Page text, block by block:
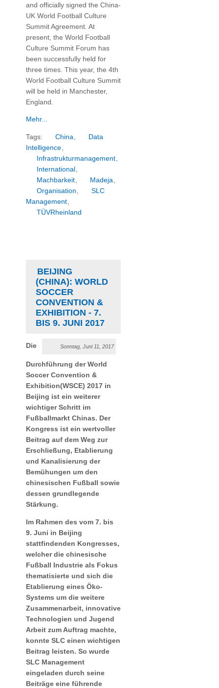
and officially signed the China-
UK World Football Culture
Summit Agreement. At
present, the World Football
Culture Summit Forum has
been successfully held for
three times. This year, the 4th
World Football Culture Summit
will be held in Manchester,
England
Mehr...
Tags: China,
Data
Intelligence,
Infrastrukturmanagement,
International ,
Machbarkeit, Madeja,
Organisation ,
SLC
Management,
TÜVRheinland
BEIJING
(CHINA): WORLD
SOCCER
CONVENTION &
EXHIBITION - 7.
BIS 9. JUNI 2017
Sonntag, Juni 11, 2017
Die
Durchführung der World
Soccer Convention &
Exhibition(WSCE) 2017 in
Beijing ist ein weiterer
wichtiger Schritt im
Fußballmarkt Chinas. Der
Kongress ist ein wertvoller
Beitrag auf dem Weg zur
Erschließung, Etablierung
und Kanalisierung der
Bemühungen um den
chinesischen Fußball sowie
dessen grundlegende
Stärkung.
Im Rahmen des vom 7. bis
9. Juni in Beijing
stattfindenden Kongresses,
welcher die chinesische
Fußball Industrie als Fokus
thematisierte und sich die
Etablierung eines Öko-
Systems um die weitere
Zusammenarbeit, innovative
Technologien und Jugend
Arbeit zum Auftrag machte,
konnte SLC einen wichtigen
Beitrag leisten. So wurde
SLC Management
eingeladen durch seine
Beiträge eine führende